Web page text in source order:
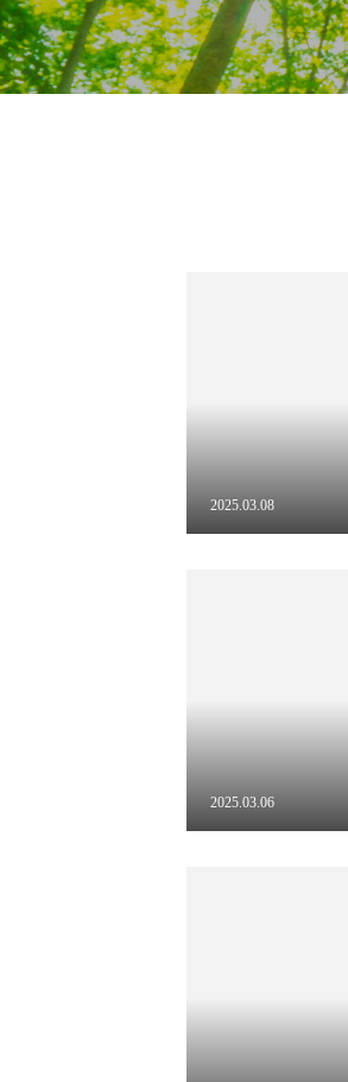
YOUTUBE
2025.03.08
2025.03.06